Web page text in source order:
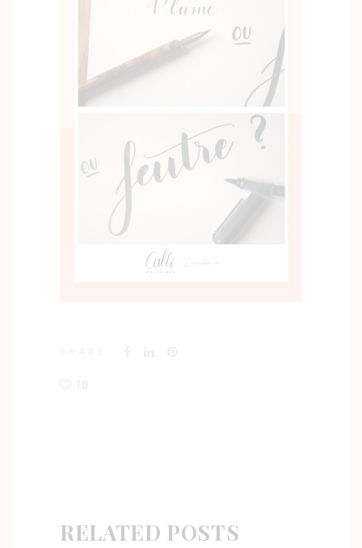
10
RELATED POSTS